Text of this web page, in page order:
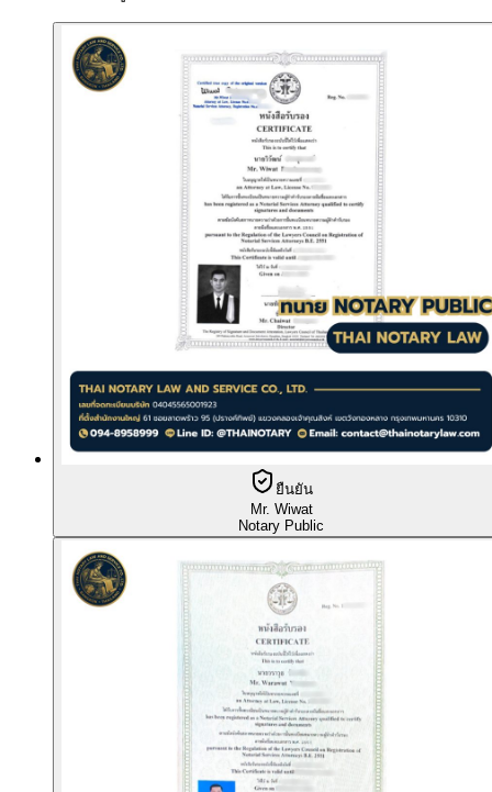
ยืนยัน
Mr. Wiwat
Notary Public